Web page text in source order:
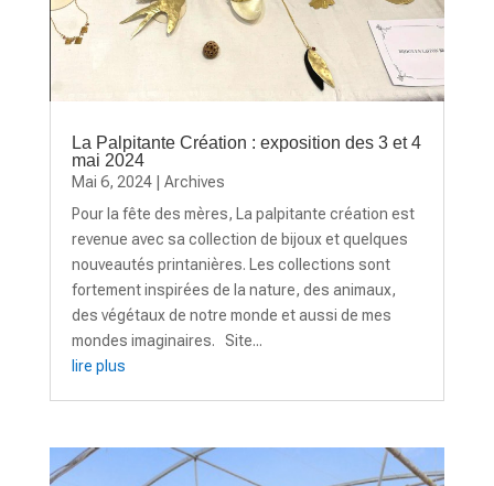
La Palpitante Création : exposition des 3 et 4
mai 2024
Mai 6, 2024| Archives
Pour la fête des mères, La palpitante création est
revenue avec sa collection de bijoux et quelques
nouveautés printanières. Les collections sont
fortement inspirées de la nature, des animaux,
des végétaux de notre monde et aussi de mes
mondes imaginaires. Site...
lire plus